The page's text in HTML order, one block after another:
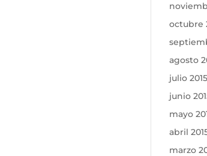
octubre
agosto
julio 2015
junio
mayo
abril
marzo